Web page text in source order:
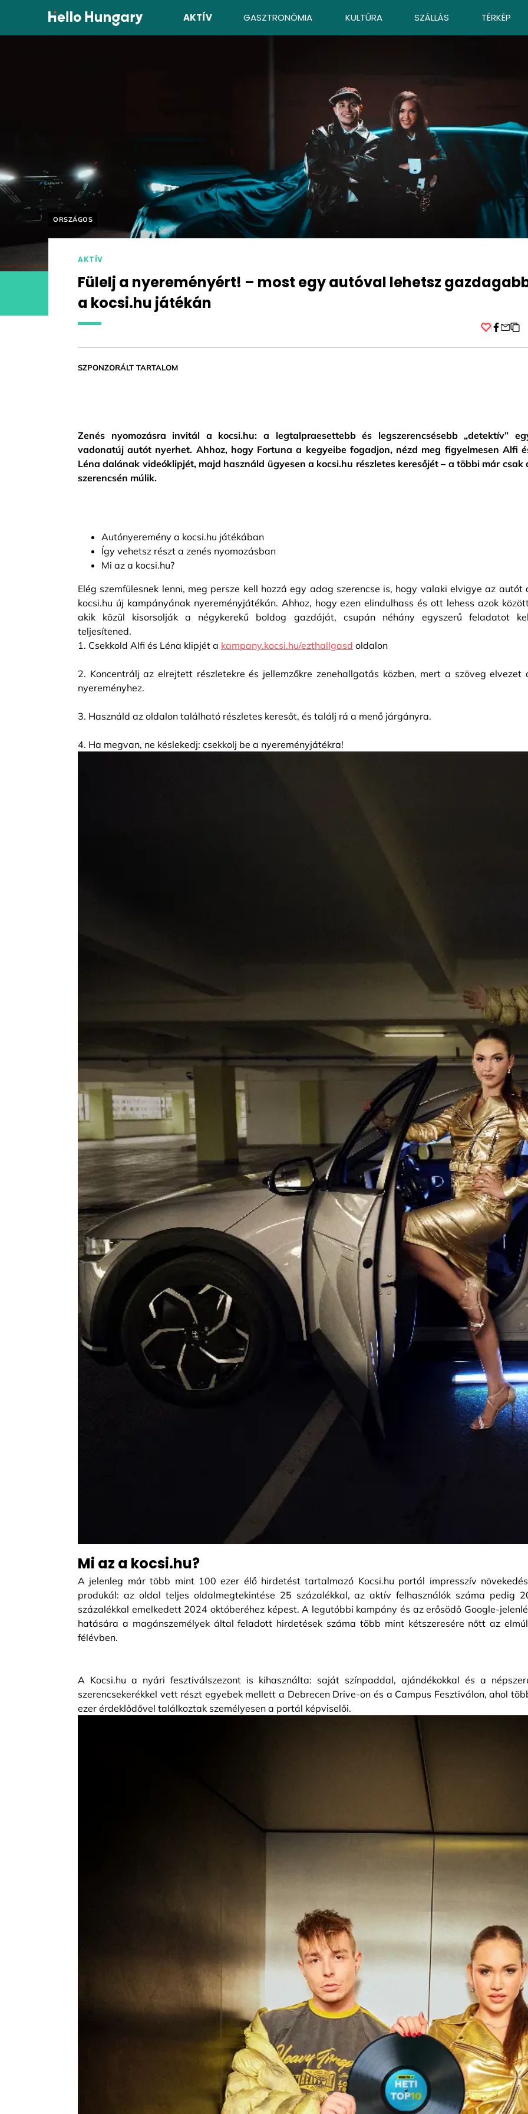
Ugrás a tartalomhoz AKTÍV GASZTRONÓMIA KULTÚRA SZÁLLÁS TÉRKÉP
Helyszín címkék:
ORSZÁGOS
AKTÍV
Fülelj a nyereményért! – most egy autóval lehetsz
a kocsi.hu játékán
SZPONZORÁLT TARTALOM
Zenés nyomozásra invitál a kocsi.hu: a legtalpraesettebb és legszerencsésebb „detektív”
vadonatúj autót nyerhet. Ahhoz, hogy Fortuna a kegyeibe fogadjon, nézd meg figyelmesen Alfi
Léna dalának videóklipjét, majd használd ügyesen a kocsi.hu részletes keresőjét – a többi már csak
szerencsén múlik.
Autónyeremény a kocsi.hu játékában
Így vehetsz részt a zenés nyomozásban
Mi az a kocsi.hu?
Elég szemfülesnek lenni, meg persze kell hozzá egy adag szerencse is, hogy valaki elvigye az autót
kocsi.hu új kampányának nyereményjátékán. Ahhoz, hogy ezen elindulhass és ott lehess azok
akik közül kisorsolják a négykerekű boldog gazdáját, csupán néhány egyszerű feladatot
teljesítened.
1. Csekkold Alfi és Léna klipjét a kampany.kocsi.hu/ezthallgasd oldalon
2. Koncentrálj az elrejtett részletekre és jellemzőkre zenehallgatás közben, mert a szöveg elvezet
nyereményhez.
3. Használd az oldalon található részletes keresőt, és találj rá a menő járgányra.
4. Ha megvan, ne késlekedj: csekkolj be a nyereményjátékra!
Mi az a kocsi.hu?
A jelenleg már több mint 100 ezer élő hirdetést tartalmazó Kocsi.hu portál impresszív
produkál: az oldal teljes oldalmegtekintése 25 százalékkal, az aktív felhasználók száma pedig
százalékkal emelkedett 2024 októberéhez képest. A legutóbbi kampány és az erősödő Google-
hatására a magánszemélyek által feladott hirdetések száma több mint kétszeresére nőtt az
félévben.
A Kocsi.hu a nyári fesztiválszezont is kihasználta: saját színpaddal, ajándékokkal és a
szerencsekerékkel vett részt egyebek mellett a Debrecen Drive-on és a Campus Fesztiválon, ahol
ezer érdeklődővel találkoztak személyesen a portál képviselői.